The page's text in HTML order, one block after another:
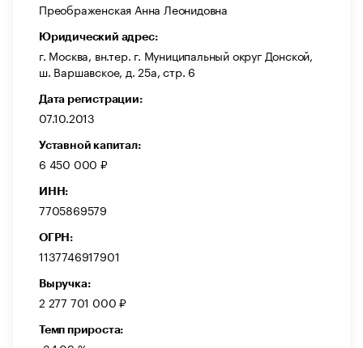
Преображенская Анна Леонидовна
Юридический адрес:
г. Москва, вн.тер. г. Муниципальный округ Донской,
ш. Варшавское, д. 25а, стр. 6
Дата регистрации:
07.10.2013
Уставной капитал:
6 450 000 ₽
ИНН:
7705869579
ОГРН:
1137746917901
Выручка:
2 277 701 000 ₽
Темп прироста: